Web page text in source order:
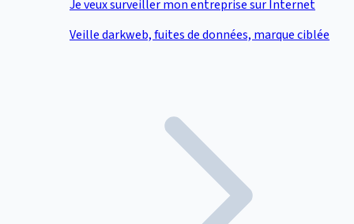
Je veux surveiller mon entreprise sur Internet
Veille darkweb, fuites de données, marque ciblée